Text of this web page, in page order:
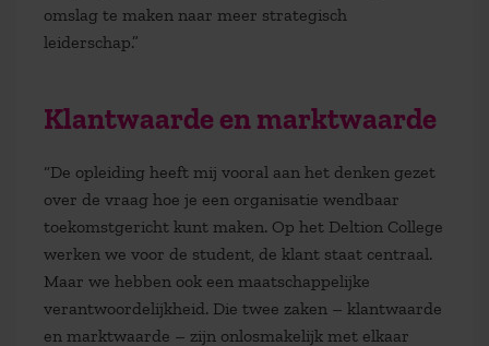
omslag te maken naar meer strategisch
leiderschap.”
Klantwaarde en marktwaarde
“De opleiding heeft mij vooral aan het denken gezet
over de vraag hoe je een organisatie wendbaar
toekomstgericht kunt maken. Op het Deltion College
werken we voor de student, de klant staat centraal.
Maar we hebben ook een maatschappelijke
verantwoordelijkheid. Die twee zaken – klantwaarde
en marktwaarde – zijn onlosmakelijk met elkaar